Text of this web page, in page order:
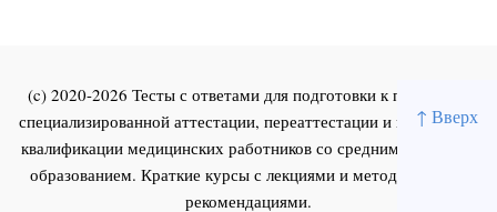
↑ Вверх
(c) 2020-2026 Тесты с ответами для подготовки к первичной
специализированной аттестации, переаттестации и повышения
квалификации медицинских работников со средним и высшим
образованием. Краткие курсы с лекциями и методическими
рекомендациями.